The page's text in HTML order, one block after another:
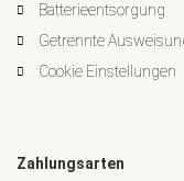
Batterieentsorgung
Getrennte
Cookie Einstellungen
Zahlungsarten